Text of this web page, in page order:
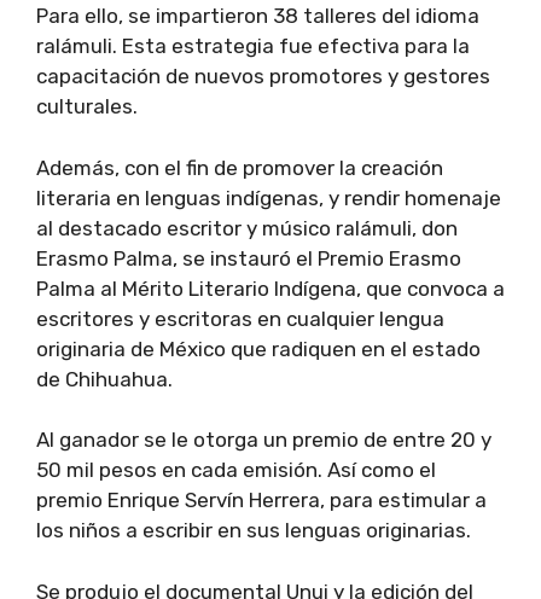
Para ello, se impartieron 38 talleres del idioma
ralámuli. Esta estrategia fue efectiva para la
capacitación de nuevos promotores y gestores
culturales.
Además, con el fin de promover la creación
literaria en lenguas indígenas, y rendir homenaje
al destacado escritor y músico ralámuli, don
Erasmo Palma, se instauró el Premio Erasmo
Palma al Mérito Literario Indígena, que convoca a
escritores y escritoras en cualquier lengua
originaria de México que radiquen en el estado
de Chihuahua.
Al ganador se le otorga un premio de entre 20 y
50 mil pesos en cada emisión. Así como el
premio Enrique Servín Herrera, para estimular a
los niños a escribir en sus lenguas originarias.
Se produjo el documental Unui y la edición del